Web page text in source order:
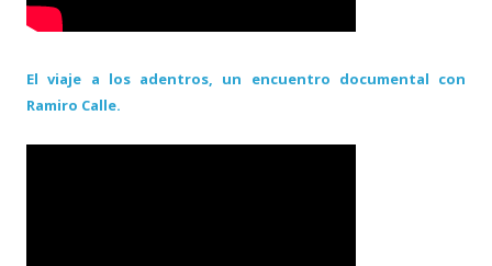
El viaje a los adentros, un encuentro documental con
Ramiro Calle.